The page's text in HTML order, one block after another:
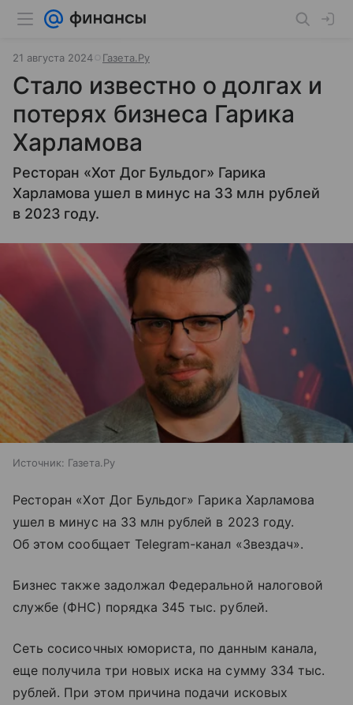
21 августа 2024 Газета.Ру
Стало известно о долгах и
потерях бизнеса Гарика
Харламова
Ресторан «Хот Дог Бульдог» Гарика
Харламова ушел в минус на 33 млн рублей
в 2023 году.
Источник: Газета.Ру
Ресторан «Хот Дог Бульдог» Гарика Харламова
ушел в минус на 33 млн рублей в 2023 году.
Об этом сообщает Telegram-канал «Звездач».
Бизнес также задолжал Федеральной налоговой
службе (ФНС) порядка 345 тыс. рублей.
Сеть сосисочных юмориста, по данным канала,
еще получила три новых иска на сумму 334 тыс.
рублей. При этом причина подачи исковых